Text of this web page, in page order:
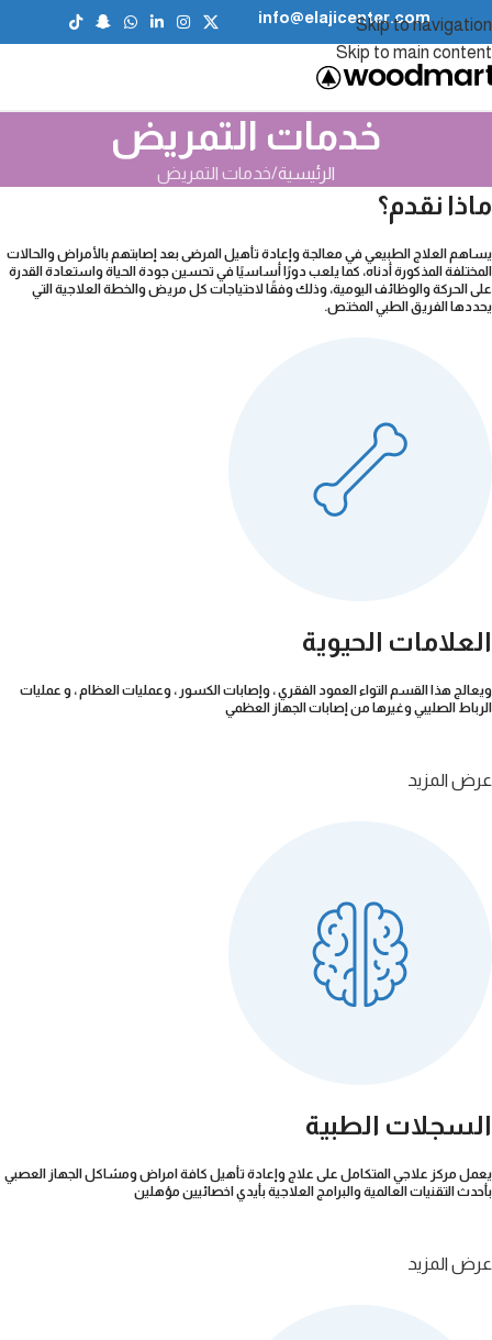
Skip to navigation
Skip to main content
info@elajicenter.com
خدمات التمريض
الرئيسية خدمات التمريض
ماذا نقدم؟
يساهم العلاج الطبيعي في معالجة وإعادة تأهيل المرضى بعد إصابتهم بالأمراض والحالات
المختلفة المذكورة أدناه، كما يلعب دورًا أساسيًا في تحسين جودة الحياة واستعادة القدرة
على الحركة والوظائف اليومية، وذلك وفقًا لاحتياجات كل مريض والخطة العلاجية التي
يحددها الفريق الطبي المختص.
العلامات الحيوية
ويعالج هذا القسم التواء العمود الفقري ، وإصابات الكسور ، وعمليات العظام ، و عمليات
الرباط الصليبي وغيرها من إصابات الجهاز العظمي
عرض المزيد
السجلات الطبية
يعمل مركز علاجي المتكامل على علاج وإعادة تأهيل كافة امراض ومشاكل الجهاز العصبي
بأحدث التقنيات العالمية والبرامج العلاجية بأيدي اخصائيين مؤهلين
عرض المزيد